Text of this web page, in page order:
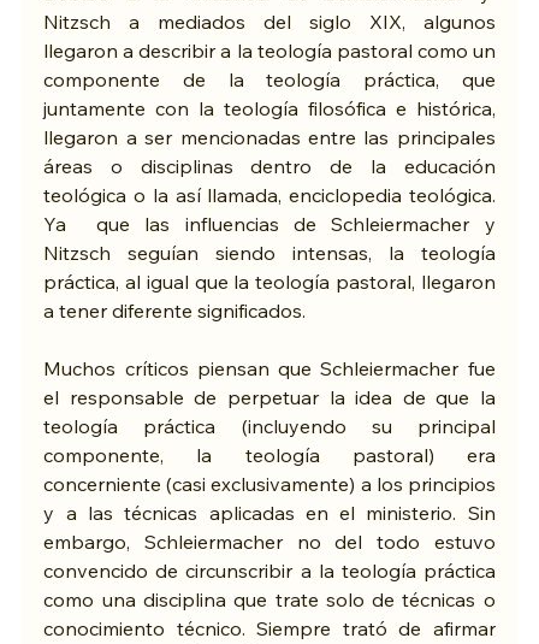
Nitzsch a mediados del siglo XIX, algunos
llegaron a describir a la teología pastoral como un
componente de la teología práctica, que
juntamente con la teología filosófica e histórica,
llegaron a ser mencionadas entre las principales
áreas o disciplinas dentro de la educación
teológica o la así llamada, enciclopedia teológica.
Ya  que las influencias de Schleiermacher y
Nitzsch seguían siendo intensas, la teología
práctica, al igual que la teología pastoral, llegaron
a tener diferente significados.
Muchos críticos piensan que Schleiermacher fue
el responsable de perpetuar la idea de que la
teología práctica (incluyendo su principal
componente, la teología pastoral) era
concerniente (casi exclusivamente) a los principios
y a las técnicas aplicadas en el ministerio. Sin
embargo, Schleiermacher no del todo estuvo
convencido de circunscribir a la teología práctica
como una disciplina que trate solo de técnicas o
conocimiento técnico. Siempre trató de afirmar